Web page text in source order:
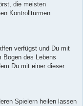
die meisten
Kontrolltürmen
verfügst und Du mit
Bogen des Lebens
Du mit einer dieser
Spielern heilen lassen